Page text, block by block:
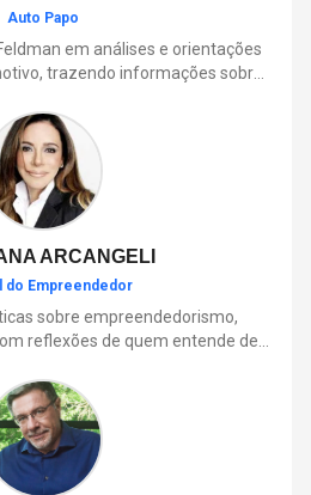
Auto Papo
em análises e orientações
trazendo informações sobre
dia a dia dos motoristas.
ARCANGELI
do Empreendedor
sobre empreendedorismo,
reflexões de quem entende de